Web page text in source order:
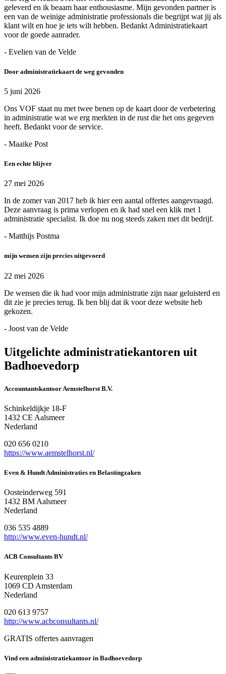
geleverd en ik beaam haar enthousiasme. Mijn gevonden partner is
een van de weinige administratie professionals die begrijpt wat jij als
klant wilt en hoe je iets wilt hebben. Bedankt Administratiekaart
voor de goede aanrader.
- Evelien van de Velde
Door administratiekaart de weg gevonden
5 juni 2026
Ons VOF staat nu met twee benen op de kaart door de verbetering
in administratie wat we erg merkten in de rust die het ons gegeven
heeft. Bedankt voor de service.
- Maaike Post
Een echte blijver
27 mei 2026
In de zomer van 2017 heb ik hier een aantal offertes aangevraagd.
Deze aanvraag is prima verlopen en ik had snel een klik met 1
administratie specialist. Ik doe nu nog steeds zaken met dit bedrijf.
- Matthijs Postma
mijn wensen zijn precies uitgevoerd
22 mei 2026
De wensen die ik had voor mijn administratie zijn naar geluisterd en
dit zie je precies terug. Ik ben blij dat ik voor deze website heb
gekozen.
- Joost van de Velde
Uitgelichte administratiekantoren uit
Badhoevedorp
Accountantskantoor Aemstelhorst B.V.
Schinkeldijkje 18-F
1432 CE Aalsmeer
Nederland
020 656 0210
https://www.aemstelhorst.nl/
Even & Hundt Administraties en Belastingzaken
Oosteinderweg 591
1432 BM Aalsmeer
Nederland
036 535 4889
http://www.even-hundt.nl/
ACB Consultants BV
Keurenplein 33
1069 CD Amsterdam
Nederland
020 613 9757
http://www.acbconsultants.nl/
GRATIS offertes aanvragen
Vind een administratiekantoor in Badhoevedorp